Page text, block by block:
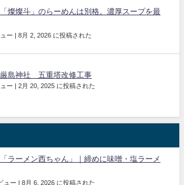
燦燦斗」のらーめんは別格。濃厚スープを最
ー | 8月 2, 2026 に投稿された
島神社 五重塔改修工事
ー | 2月 20, 2025 に投稿された
ラーメン西ちゃん」｜締めに味噌・塩ラーメ
ュー | 8月 6, 2026 に投稿された